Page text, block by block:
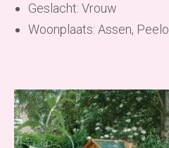
Geslacht: Vrouw
Woonplaats: Assen, Peelo